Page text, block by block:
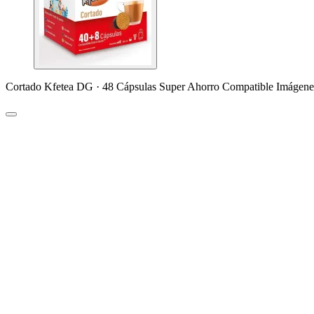
Cortado Kfetea DG · 48 Cápsulas Super Ahorro Compatible